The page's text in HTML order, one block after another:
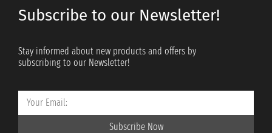
Subscribe to our Newsletter!
Stay informed about new products and offers by
subscribing to our Newsletter!
Subscribe Now